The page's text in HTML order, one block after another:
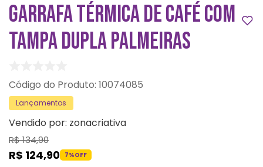
GARRAFA TÉRMICA DE CAFÉ COM
TAMPA DUPLA PALMEIRAS
: 10074085
Lançamentos
Vendido por: zonacriativa
R$134,90
R$ 124,90 7%OFF